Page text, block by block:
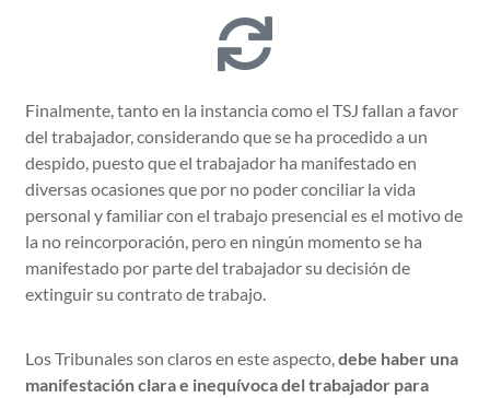
Finalmente, tanto en la instancia como el TSJ fallan a favor
del trabajador, considerando que se ha procedido a un
despido, puesto que el trabajador ha manifestado en
diversas ocasiones que por no poder conciliar la vida
personal y familiar con el trabajo presencial es el motivo de
la no reincorporación, pero en ningún momento se ha
manifestado por parte del trabajador su decisión de
extinguir su contrato de trabajo.
Los Tribunales son claros en este aspecto, debe haber una
manifestación clara e inequívoca del trabajador para